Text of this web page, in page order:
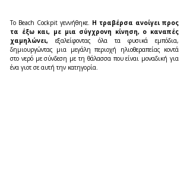
Tο Beach Cockpit γεννήθηκε. Η τραβέρσα ανοίγει προς
τα έξω και, με μια σύγχρονη κίνηση, ο καναπές
χαμηλώνει, εξαλείφοντας όλα τα φυσικά εμπόδια,
δημιουργώντας μια μεγάλη περιοχή ηλιοθεραπείας κοντά
στο νερό με σύνδεση με τη θάλασσα που είναι μοναδική για
ένα γιοτ σε αυτή την κατηγορία.